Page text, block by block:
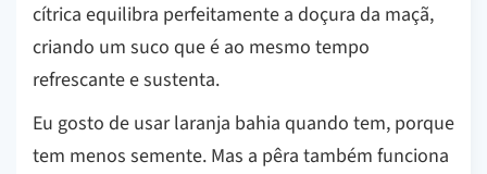
cítrica equilibra perfeitamente a doçura da maçã,
criando um suco que é ao mesmo tempo
refrescante e sustenta.
Eu gosto de usar laranja bahia quando tem, porque
tem menos semente. Mas a pêra também funciona